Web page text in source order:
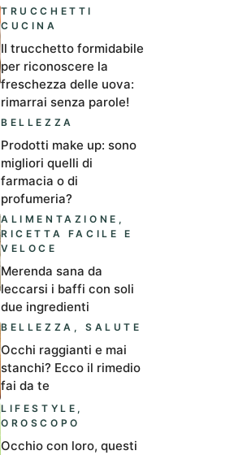
TRUCCHETTI
CUCINA
Il trucchetto formidabile
per riconoscere la
freschezza delle uova:
rimarrai senza parole!
BELLEZZA
Prodotti make up: sono
migliori quelli di
farmacia o di
profumeria?
ALIMENTAZIONE ,
RICETTA FACILE E
VELOCE
Merenda sana da
leccarsi i baffi con soli
due ingredienti
BELLEZZA ,SALUTE
Occhi raggianti e mai
stanchi? Ecco il rimedio
fai da te
LIFESTYLE ,
OROSCOPO
Occhio con loro, questi